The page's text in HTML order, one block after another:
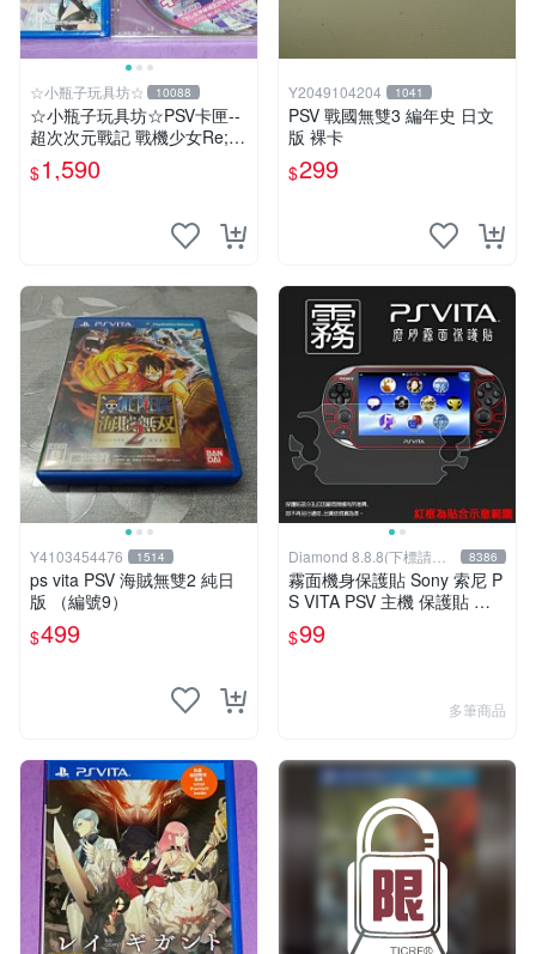
☆小瓶子玩具坊☆ 10088
☆小瓶子玩具坊☆PSV卡匣--
超次次元戰記 戰機少女Re;Bi
rth2 SISTERS GENERATIO
N日版+CD
$1,590
Y2049104204 1041
PSV 戰國無雙3 編年史 日文
版 裸卡
$299
Y4103454476 1514
ps vita PSV 海賊無雙2 純日
版 （編號9）
$499
Diamond 8.8.8(下標請先
詢問)
8386
霧面機身保護貼 Sony 索尼 P
S VITA PSV 主機 保護貼 軟
性 霧貼 霧面貼 機身貼 機身
膜 保護膜
$99
多筆商品